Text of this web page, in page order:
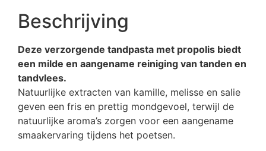
Beschrijving
Deze verzorgende tandpasta met propolis biedt
een milde en aangename reiniging van tanden en
tandvlees.
Natuurlijke extracten van kamille, melisse en salie
geven een fris en prettig mondgevoel, terwijl de
natuurlijke aroma’s zorgen voor een aangename
smaakervaring tijdens het poetsen.